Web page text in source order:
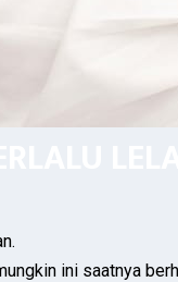
ini saatnya